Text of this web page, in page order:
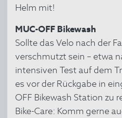
Helm mit!
MUC-OFF Bikewash
Sollte das Velo nach der
verschmutzt sein – etwa
intensiven Test auf dem
es vor der Rückgabe in
OFF Bikewash Station zu
Bike-Care: Komm gerne